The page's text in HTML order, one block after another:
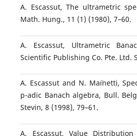
A. Escassut, The ultrametric
Math. Hung., 11 (1) (1980), 7–60.
A. Escassut, Ultrametric
Scientific Publishing Co. Pte. Ltd.
A. Escassut and N. Ma¨ınetti,
p-adic Banach algebra, Bull.
Stevin, 8 (1998), 79–61.
A. Escassut, Value